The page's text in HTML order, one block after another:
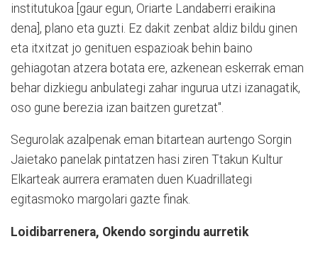
institutukoa [gaur egun, Oriarte Landaberri eraikina
dena], plano eta guzti. Ez dakit zenbat aldiz bildu ginen
eta itxitzat jo genituen espazioak behin baino
gehiagotan atzera botata ere, azkenean eskerrak eman
behar dizkiegu anbulategi zahar ingurua utzi izanagatik,
oso gune berezia izan baitzen guretzat".
Segurolak azalpenak eman bitartean aurtengo Sorgin
Jaietako panelak pintatzen hasi ziren Ttakun Kultur
Elkarteak aurrera eramaten duen Kuadrillategi
egitasmoko margolari gazte finak.
Loidibarrenera, Okendo sorgindu aurretik